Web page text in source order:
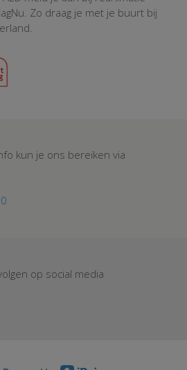
Zo draag je met je buurt bij
kun je ons bereiken via
op social media